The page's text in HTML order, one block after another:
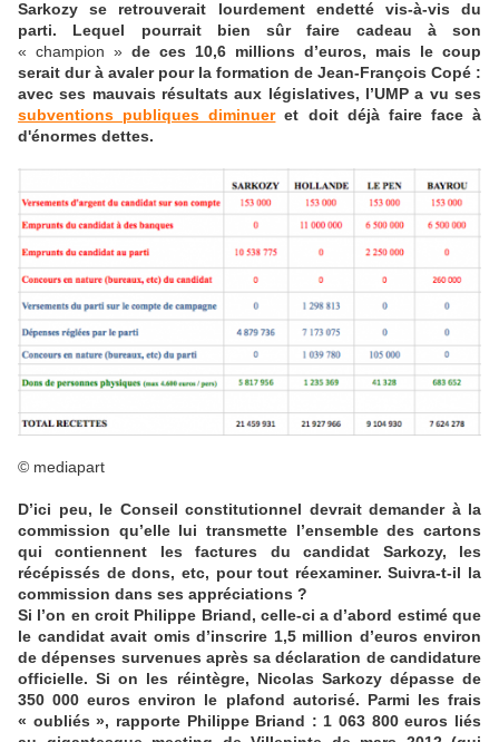
Sarkozy se retrouverait lourdement endetté vis-à-vis du
parti. Lequel pourrait bien sûr faire cadeau à son
« champion » de ces 10,6 millions d’euros, mais le coup
serait dur à avaler pour la formation de Jean-François Copé :
avec ses mauvais résultats aux législatives, l’UMP a vu ses
subventions publiques diminueret doit déjà faire face à
d'énormes dettes.
© mediapart
D’ici peu, le Conseil constitutionnel devrait demander à la
commission qu’elle lui transmette l’ensemble des cartons
qui contiennent les factures du candidat Sarkozy, les
récépissés de dons, etc, pour tout réexaminer. Suivra-t-il la
commission dans ses appréciations ?
Si l’on en croit Philippe Briand, celle-ci a d’abord estimé que
le candidat avait omis d’inscrire 1,5 million d’euros environ
de dépenses survenues après sa déclaration de candidature
officielle. Si on les réintègre, Nicolas Sarkozy dépasse de
350 000 euros environ le plafond autorisé. Parmi les frais
« oubliés », rapporte Philippe Briand : 1 063 800 euros liés